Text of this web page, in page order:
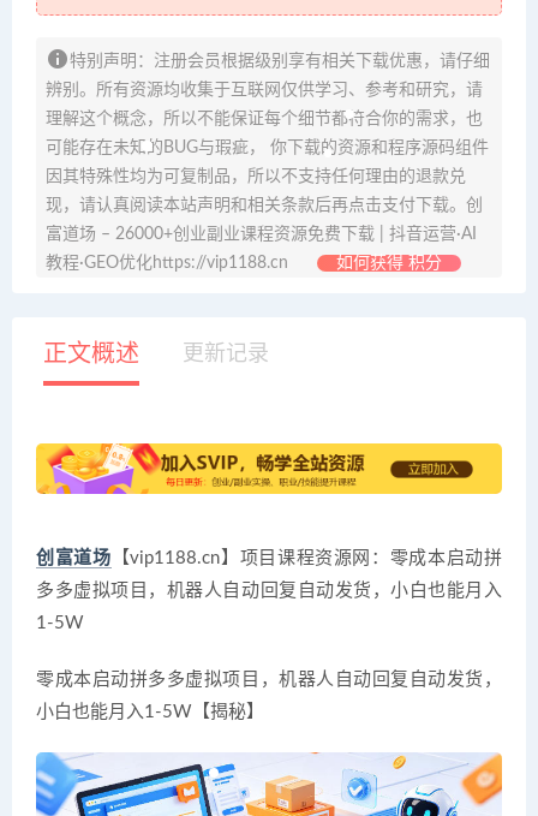
特别声明：注册会员根据级别享有相关下载优惠，请仔细
辨别。所有资源均收集于互联网仅供学习、参考和研究，请
理解这个概念，所以不能保证每个细节都符合你的需求，也
可能存在未知的BUG与瑕疵， 你下载的资源和程序源码组件
因其特殊性均为可复制品，所以不支持任何理由的退款兑
现，请认真阅读本站声明和相关条款后再点击支付下载。创
富道场 – 26000+创业副业课程资源免费下载 | 抖音运营·AI
教程·GEO优化https://vip1188.cn
如何获得 积分
正文概述 更新记录
创富道场 【vip1188.cn】项目课程资源网：零成本启动拼
多多虚拟项目，机器人自动回复自动发货，小白也能月入
1-5W
零成本启动拼多多虚拟项目，机器人自动回复自动发货，
小白也能月入1-5W【揭秘】